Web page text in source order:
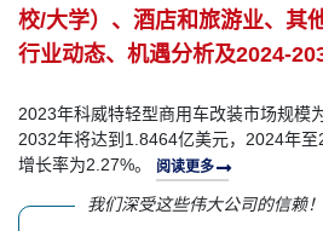
校/大学）、酒店和旅游业、其
行业动态、机遇分析及2024-
2023年科威特轻型商用车改装市场规模
2032年将达到1.8464亿美元，2024年
增长率为2.27%。
阅读更多
我们深受这些伟大公司的信赖！